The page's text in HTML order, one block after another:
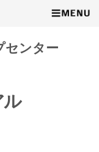
センター
ル